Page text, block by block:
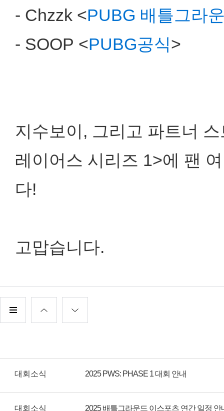
- Chzzk <PUBG 배틀그라
- SOOP <PUBG공식>
지수보이, 그리고 파트너
레이어스 시리즈 1>에 팬
다!
고맙습니다.
대회소식 2025 PWS: PHASE 1 대회 안내
대회소식 2025 배틀그라운드 이스포츠 연간 일정 안